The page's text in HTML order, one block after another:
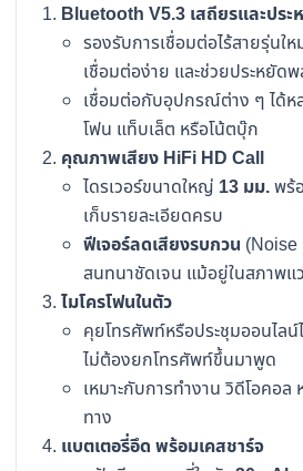
Bluetooth V5.3 เสถียรและปร
รองรับการเชื่อมต่อไร้สายรุ่น
เชื่อมต่อง่าย และช่วยประหยัด
เชื่อมต่อกับอุปกรณ์ต่าง ๆ ได้ห
โฟน แท็บเล็ต หรือโน้ตบุ๊ก
คุณภาพเสียง HiFi HD Call
ไดรเวอร์ขนาดใหญ่ 13 มม.พร้
เก็บรายละเอียดครบ
ฟีเจอร์ลดเสียงรบกวน (Noise
สนทนาชัดเจน แม้อยู่ในสภาพ
ไมโครโฟนในตัว
คุยโทรศัพท์หรือประชุมออนไล
ไม่ต้องยกโทรศัพท์ขึ้นมาพูด
เหมาะกับการทำงาน วิดีโอคอล
ทาง
แบตเตอรี่อึด พร้อมเคสชาร์จ